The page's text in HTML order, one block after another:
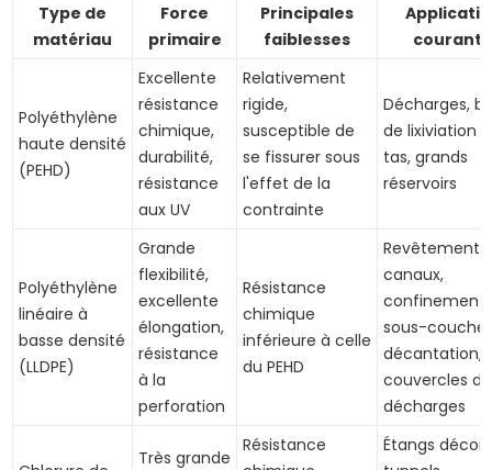
Type de
matériau
Force
primaire
Principales
faiblesses
Polyéthylène
haute densité
(PEHD)
Excellente
résistance
chimique,
durabilité,
résistance
aux UV
Relativement
rigide,
susceptible de
se fissurer sous
l'effet de la
contrainte
Décharges,
de lixiviation
tas, grands
réservoirs
Polyéthylène
linéaire à
basse densité
(LLDPE)
Grande
flexibilité,
excellente
élongation,
résistance
à la
perforation
Résistance
chimique
inférieure à celle
du PEHD
Revêtements
canaux,
confinement
sous-
décantation,
couvercles de
décharges
Très grande
Résistance
Étangs